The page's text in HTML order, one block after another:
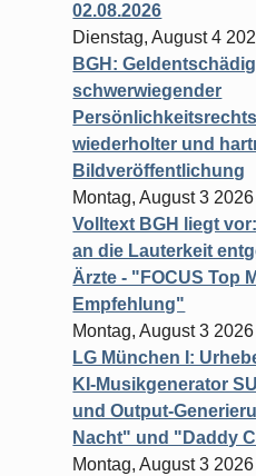
02.08.2026
Dienstag, August 4
BGH:
schwerwiegender
wiederholter und
Bildveröffentlichung
Montag, August 3 2026
Volltext BGH liegt
an die Lauterkeit
Ärzte - "FOCUS Top
Empfehlung"
Montag, August 3 2026
LG München I:
KI-Musikgenerator
und Output-
Nacht" und "Daddy
Montag, August 3 2026